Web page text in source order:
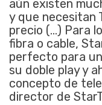
aún existen
y que necesitan
precio (…) Para
fibra o cable,
perfecto para
su doble play y
concepto de
director de